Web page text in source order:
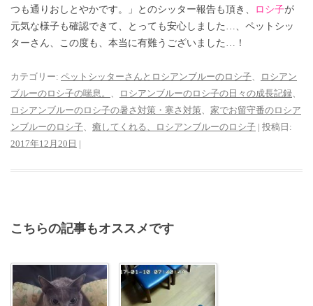
つも通りおしとやかです。」とのシッター報告も頂き、
ロシ子が
元気な様子も確認できて、とっても安心しました…、ペットシッ
ターさん、この度も、本当に有難うございました…！
カテゴリー: ペットシッターさんとロシアンブルーのロシ子
ロシアン
ブルーのロシ子の喘息。
ロシアンブルーのロシ子の日々の成長記録
ロシアンブルーのロシ子の暑さ対策・寒さ対策
家でお留守番のロシア
ンブルーのロシ子
癒してくれる、ロシアンブルーのロシ子 | 投稿日:
2017年12月20日 |
こちらの記事もオススメです